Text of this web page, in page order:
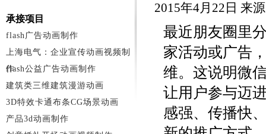
2015年4月22日 来
最近朋友圈里
家活动或广告
维。这说明微
让用户参与迈
感强、传播快
承接项目
flash广告动画制作
上海电气：企业宣传动画视频制
作
flash公益广告动画制作
建筑类三维建筑漫游动画
3D特效卡通布条CG场景动画
产品3d动画制作